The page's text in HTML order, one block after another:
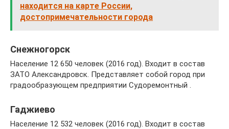
находится на карте России,
достопримечательности города
Снежногорск
Население 12 650 человек (2016 год). Входит в состав
ЗАТО Александровск. Представляет собой город при
градообразующем предприятии Судоремонтный .
Гаджиево
Население 12 532 человек (2016 год). Входит в состав